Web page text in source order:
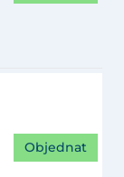
Objednat